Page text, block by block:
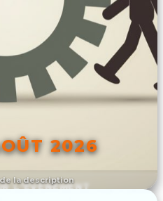
la description
2026
L'ÉVÉNEMENT